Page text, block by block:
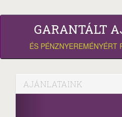
GARANTÁLT
ÉS PÉNZNYEREMÉNYÉRT
AJÁNLATAINK